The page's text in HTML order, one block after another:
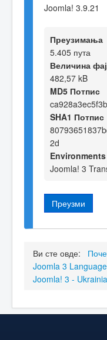
Joomla! 3.9.21
Преузимања
5.405 пута
Величина
482,57 kB
MD5 Потпис
SHA1 Потпис
2d
Environments
Joomla! 3
Преузми
Ви сте овде:
Joomla 3
Joomla! 3 -